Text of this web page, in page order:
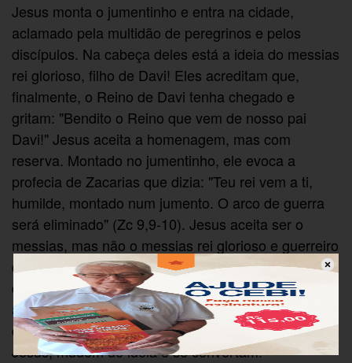
Jesus monta o jumentinho e entra na cidade,
aclamado pela multidão de peregrinos e pelos
discípulos. Na cabeça deles está a ideia do messias
rei glorioso, filho de Davi! Eles acreditam que,
finalmente, o Reino de Davi tenha chegado e
gritam: "Bendito o Reino que vem de nosso pai
Davi!" Jesus aceita a homenagem, mas com
reserva. Montado no jumentinho, ele evoca a
profecia de Zacarias que dizia: "Teu rei vem a ti,
humilde, montado num jumento. O arco de guerra
será eliminado" (Zc 9,9-10). Jesus aceita ser o
messias, mas não o messias rei glorioso e guerreiro
que os discípulos imaginavam. Ele se mantém no
caminho do serviço, simbolizado pelo jumentinho,
animal de carga. Jesus ensina agindo. Os
discípulos, que procurem entender o gesto de
Jesus, mudem de ideia e se convertam!